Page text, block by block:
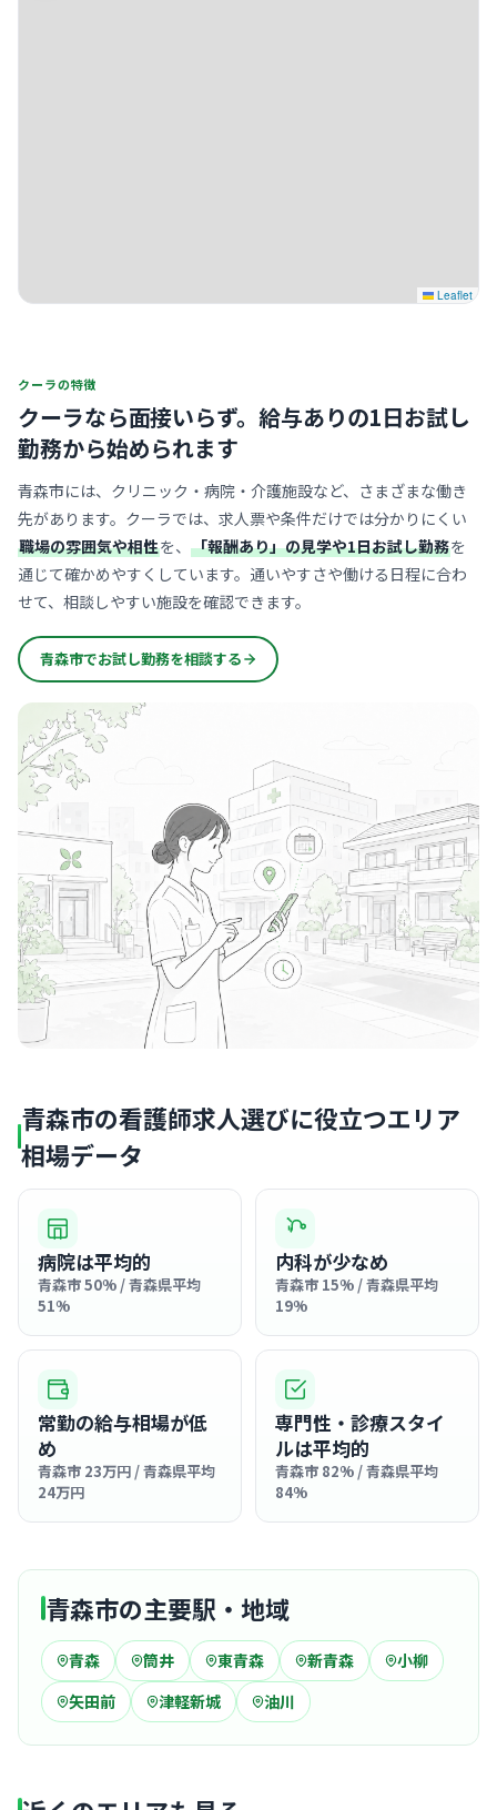
Leaflet
クーラの特徴
クーラなら面接いらず。 給与ありの1日お試し
勤務から始められます
青森市には、クリニック・病院・介護施設など、さまざまな働き
先があります。クーラでは、求人票や条件だけでは分かりにくい
職場の雰囲気や相性を、 「報酬あり」の見学や1日お試し勤務を
通じて確かめやすくしています。通いやすさや働ける日程に合わ
せて、相談しやすい施設を確認できます。
青森市でお試し勤務を相談する
青森市の看護師求人選びに役立つエリア
相場データ
病院は平均的
青森市 50% / 青森県平均
51%
内科が少なめ
青森市 15% / 青森県平均
19%
常勤の給与相場が低
め
青森市 23万円 / 青森県平均
24万円
専門性・診療スタイ
ルは平均的
青森市 82% / 青森県平均
84%
青森市の主要駅・地域
青森 筒井 東青森 新青森
小柳
矢田前
津軽新城 油川